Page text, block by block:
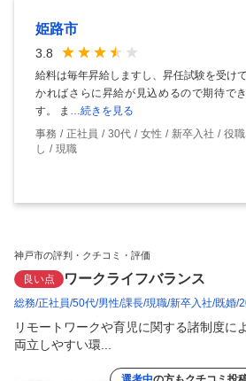
姫路市
3.8
給料は毎年昇給しますし、昇任試験を受け
かればさらに昇給が見込めるので期待で
す。 ま …続きを見る
事務
正社員 30代 女性 新卒入社
役
し
現職
神戸市の評判・クチコミ・評価
良い点 ワークライフバランス
総務 正社員 50代 男性 課長 現職 新卒入社 既婚
リモートワークや育児に関する諸制度に
両立しやすい環...